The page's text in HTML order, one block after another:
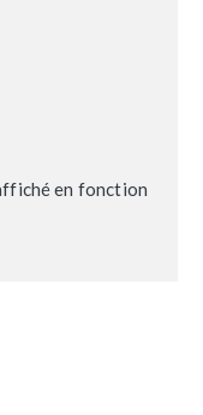
en fonction